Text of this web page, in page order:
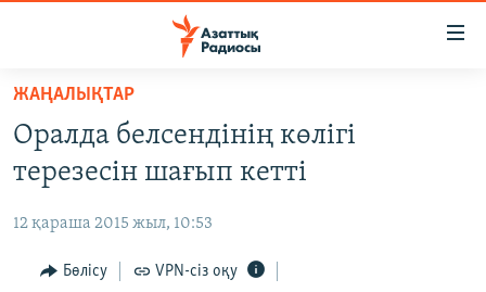
Skip
main
content
to
Navigation
ЖАҢАЛЫҚТАР
САЯСАТ
AZATTYQTV
ҚАҢТАР ОҚИҒАСЫ
АДАМ ҚҰҚЫҚТАРЫ
ЖАҢАЛЫҚТАР
Оралда белсендінің көлігі
терезесін шағып кетті
12 қараша 2015 жыл, 10:53
Бөлісу VPN-сіз оқу